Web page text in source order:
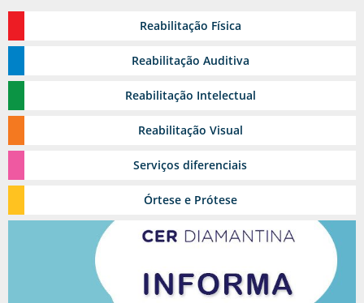
Reabilitação Física
Estomia
Reabilitação Auditiva
Reabilitação Intelectual
Reabilitação Visual
Serviços diferenciais
Reabilitação Urológica
Ambulatório de feridas
Pediasuit
Órtese e Prótese